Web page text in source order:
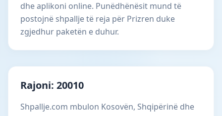
dhe aplikoni online. Punëdhënësit mund të
postojnë shpallje të reja për Prizren duke
zgjedhur paketën e duhur.
Rajoni: 20010
Shpallje.com mbulon Kosovën, Shqipërinë dhe